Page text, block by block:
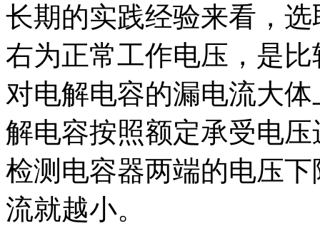
长期的实践经验来看，
右为正常工作电压，是
对电解电容的漏电流大
解电容按照额定承受电
检测电容器两端的电压
流就越小。